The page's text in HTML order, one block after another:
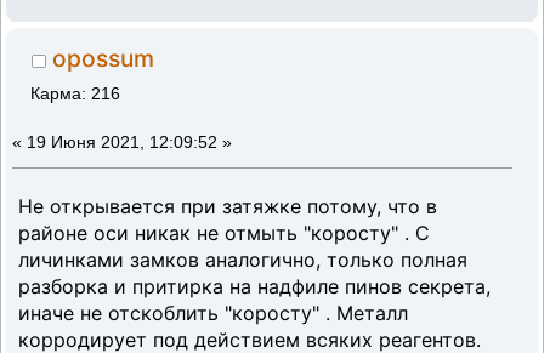
opossum
Карма: 216
« 19 Июня 2021, 12:09:52 »
Не открывается при затяжке потому, что в
районе оси никак не отмыть "коросту" . С
личинками замков аналогично, только полная
разборка и притирка на надфиле пинов секрета,
иначе не отскоблить "коросту" . Металл
корродирует под действием всяких реагентов.